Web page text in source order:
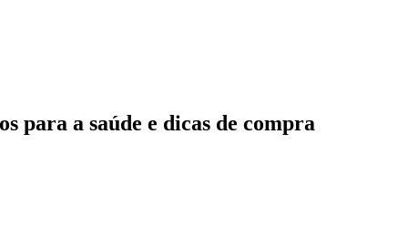
para a saúde e dicas de compra